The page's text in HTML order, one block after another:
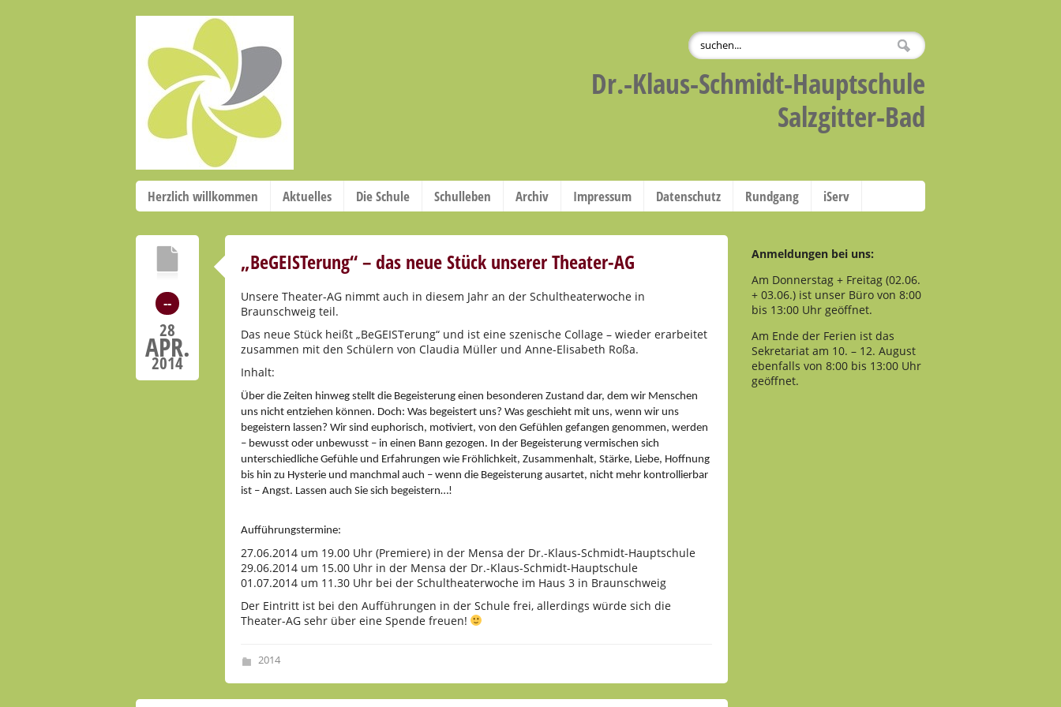
Dr.-Klaus-Schmidt-Hauptschule
Salzgitter-Bad
Herzlich willkommen Aktuelles Die Schule Schulleben Archiv Impressum Datenschutz Rundgang iServ
--
28
APR.
2014
„BeGEISTerung“ – das neue Stück unserer Theater-AG
Unsere Theater-AG nimmt auch in diesem Jahr an der Schultheaterwoche in
Braunschweig teil.
Das neue Stück heißt „BeGEISTerung“ und ist eine szenische Collage – wieder erarbeitet
zusammen mit den Schülern von Claudia Müller und Anne-Elisabeth Roßa.
Inhalt:
Über die Zeiten hinweg stellt die Begeisterung einen besonderen Zustand dar, dem wir Menschen
uns nicht entziehen können. Doch: Was begeistert uns? Was geschieht mit uns, wenn wir uns
begeistern lassen? Wir sind euphorisch, motiviert, von den Gefühlen gefangen genommen, werden
– bewusst oder unbewusst – in einen Bann gezogen. In der Begeisterung vermischen sich
unterschiedliche Gefühle und Erfahrungen wie Fröhlichkeit, Zusammenhalt, Stärke, Liebe, Hoffnung
bis hin zu Hysterie und manchmal auch – wenn die Begeisterung ausartet, nicht mehr kontrollierbar
ist – Angst. Lassen auch Sie sich begeistern…!
Aufführungstermine:
27.06.2014 um 19.00 Uhr (Premiere) in der Mensa der Dr.-Klaus-Schmidt-Hauptschule
29.06.2014 um 15.00 Uhr in der Mensa der Dr.-Klaus-Schmidt-Hauptschule
01.07.2014 um 11.30 Uhr bei der Schultheaterwoche im Haus 3 in Braunschweig
Der Eintritt ist bei den Aufführungen in der Schule frei, allerdings würde sich die
Theater-AG sehr über eine Spende freuen!
2014
Anmeldungen bei uns:
Am Donnerstag + Freitag (02.06.
+ 03.06.) ist unser Büro von 8:00
bis 13:00 Uhr geöffnet.
Am Ende der Ferien ist das
Sekretariat am 10. – 12. August
ebenfalls von 8:00 bis 13:00 Uhr
geöffnet.